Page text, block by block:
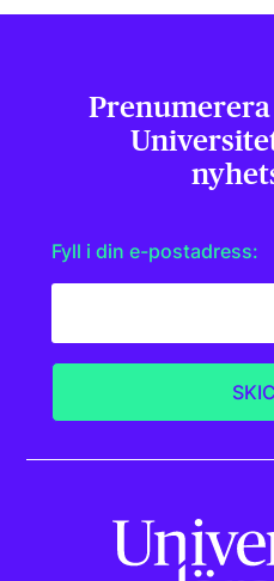
Fyll i din e-postadress: